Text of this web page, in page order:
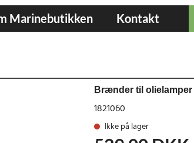
Marinebutikken Kontakt
Brænder til olielamper
1821060
Ikke på lager